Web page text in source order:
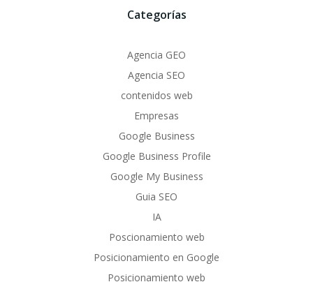
Categorías
Agencia GEO
Agencia SEO
contenidos web
Empresas
Google Business
Google Business Profile
Google My Business
Guia SEO
IA
Poscionamiento web
Posicionamiento en Google
Posicionamiento web